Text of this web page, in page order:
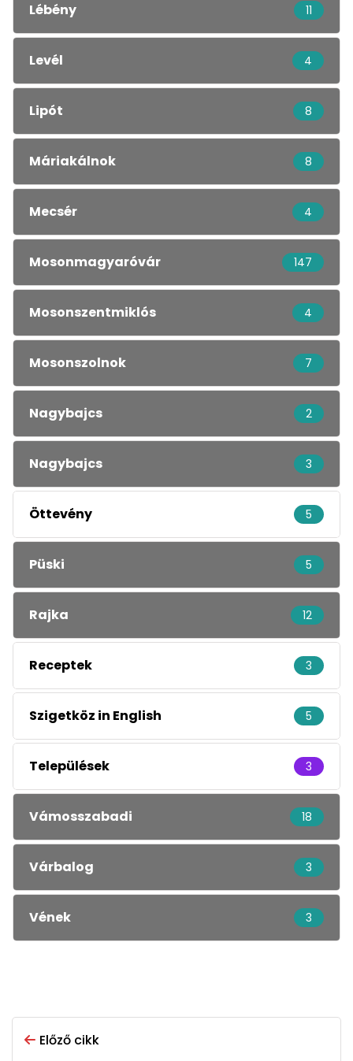
Lébény 11
Levél 4
Lipót 8
Máriakálnok 8
Mecsér 4
Mosonmagyaróvár 147
Mosonszentmiklós 4
Mosonszolnok 7
Nagybajcs 2
Nagybajcs 3
Öttevény 5
Püski 5
Rajka 12
Receptek 3
Szigetköz in English 5
Települések 3
Vámosszabadi 18
Várbalog 3
Vének 3
Előző cikk